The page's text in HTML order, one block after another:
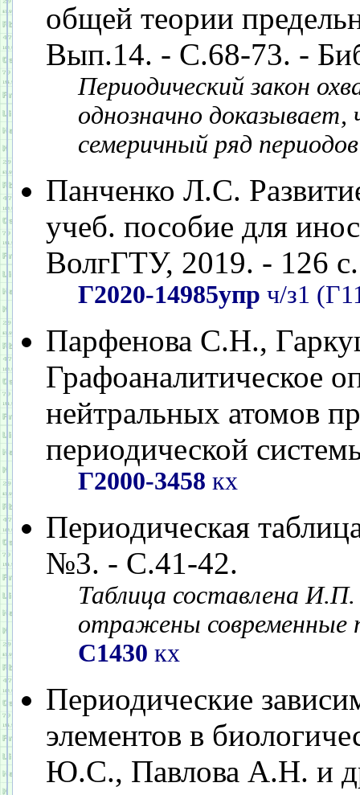
общей теории
Вып.14. - С.68-73. -
Периодический закон
однозначно
семеричный ряд
Панченко Л.С.
учеб. пособие для
ВолгГТУ, 2019. - 126
Г2020-14985упр ч/з1
Парфенова С.Н.,
Графоаналитическое
нейтральных атомов
периодической
Г2000-3458 кх
Периодическая
№3. - С.41-42.
Таблица составлена
отражены современные
С1430 кх
Периодические
элементов в
Ю.С., Павлова А.Н. и